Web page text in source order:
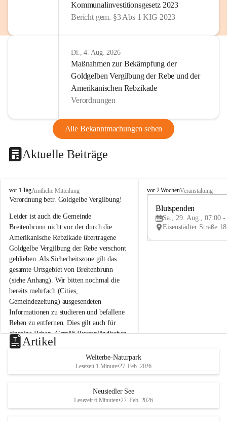
Kommunalinvestitionsgesetz 2023
Bericht gem. §3 Abs 1 KIG 2023
Di., 4. Aug. 2026
Maßnahmen zur Bekämpfung der
Goldgelben Vergilbung der Rebe und der
Amerikanischen Rebzikade
Verordnungen
Alle Bekanntmachungen sehen
Aktuelle Beiträge
B
r
i
t
e
n
b
r
u
n
n
a
m
N
e
u
s
d
S
vor 1 TagAmtliche Mitteilung
Verordnung betr. Goldgelbe Vergilbung!
Leider ist auch die Gemeinde
Breitenbrunn nicht vor der durch die
Amerikanische Rebzikade übertragene
Goldgelbe Vergilbung der Rebe verschont
geblieben. Als Sicherheitszone gilt das
gesamte Ortsgebiet von Breitenbrunn
(siehe Anhang). Wir bitten nochmal die
bereits mehrfach (Cities,
Gemeindezeitung) ausgesendeten
Informationen zu studieren und befallene
Reben zu entfernen. Dies gilt auch für
einzelne Reben. Gemäß Burgenländischen
Weinbaugesetz sind nicht gepflegte oder
unzulässige Weingärten zu roden! Bitte
helfen wir zusammen um unsere Winzer
vor den prognostizierten Ernteausfällen
und den daraus folgenden wirtschaftlichen
B
e
u
e
d
r
S
vor 2 WochenVeranstaltung
Blutspenden
Sa., 29. Aug., 07:00 -
Artikel
Welterbe-Naturpark
Lesezeit 1 Minute•27. Feb. 2026
Neusiedler See
Lesezeit 6 Minuten•27. Feb. 2026